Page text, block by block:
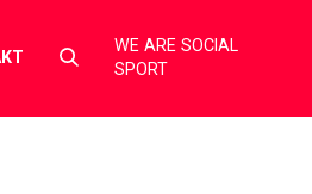
Select
toggle
WE ARE SOCIAL
SPORT